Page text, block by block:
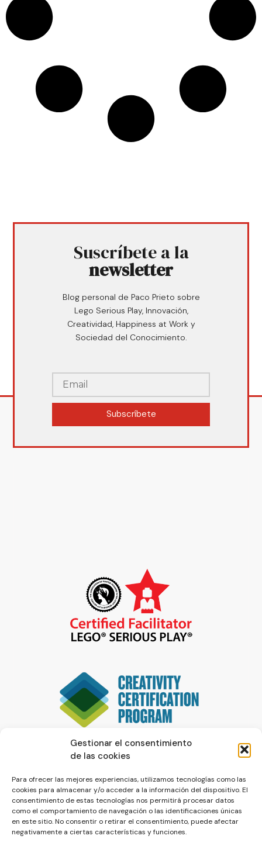
Gestionar el consentimiento
de las cookies
Para ofrecer las mejores experiencias, utilizamos tecnologías como las
cookies para almacenar y/o acceder a la información del dispositivo. El
consentimiento de estas tecnologías nos permitirá procesar datos
como el comportamiento de navegación o las identificaciones únicas
en este sitio. No consentir o retirar el consentimiento, puede afectar
negativamente a ciertas características y funciones.
Suscríbete a la
newsletter
Blog personal de Paco Prieto sobre
Lego Serious Play, Innovación,
Creatividad, Happiness at Work y
Sociedad del Conocimiento.
Subscríbete